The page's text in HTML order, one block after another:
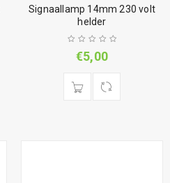
Signaallamp 14mm 230 volt
helder
€5,00